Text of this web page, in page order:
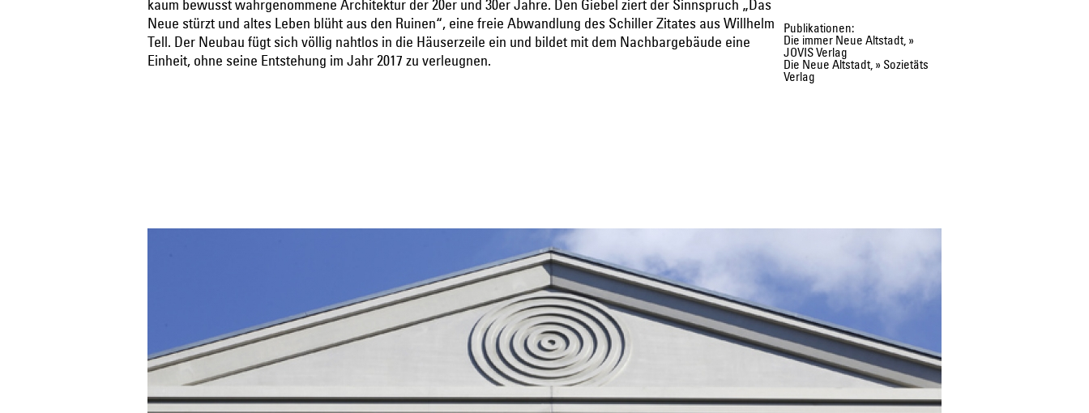
kaum bewusst wahrgenommene Architektur der 20er und 30er Jahre. Den Giebel ziert der Sinnspruch „Das
Neue stürzt und altes Leben blüht aus den Ruinen“, eine freie Abwandlung des Schiller Zitates aus Willhelm
Tell. Der Neubau fügt sich völlig nahtlos in die Häuserzeile ein und bildet mit dem Nachbargebäude eine
Einheit, ohne seine Entstehung im Jahr 2017 zu verleugnen.
Publikationen:
Die immer Neue Altstadt, »
JOVIS Verlag
Die Neue Altstadt, » Sozietäts
Verlag